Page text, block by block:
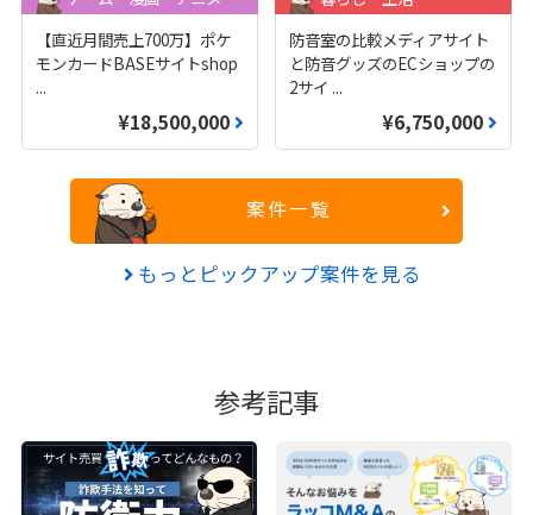
【直近月間売上700万】ポケ
モンカードBASEサイトshop
...
¥18,500,000
防音室の比較メディアサイト
と防音グッズのECショップの
2サイ ...
¥6,750,000
案件一覧
もっとピックアップ案件を見る
参考記事